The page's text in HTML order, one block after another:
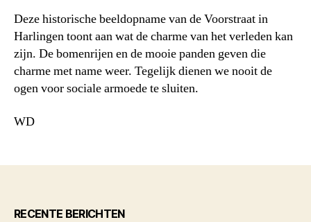
Deze historische beeldopname van de Voorstraat in
Harlingen toont aan wat de charme van het verleden kan
zijn. De bomenrijen en de mooie panden geven die
charme met name weer. Tegelijk dienen we nooit de
ogen voor sociale armoede te sluiten.
WD
RECENTE BERICHTEN